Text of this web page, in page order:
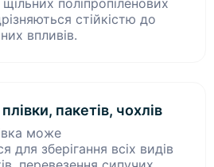
стійкістю до
впливів.
пакетів, чохлів
може
для зберігання всіх видів